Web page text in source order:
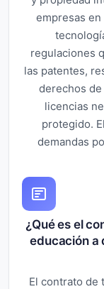
empresas
regulaciones
las patentes,
derechos
licencias
protegido.
demandas
¿Qué es el
educación a
El contrato de